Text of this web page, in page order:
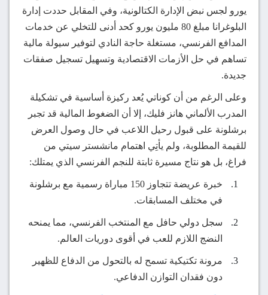
يورو لجس نبض الإدارة الكتالونية، وفي المقابل حددت إدارة
البلوغرانا مبلغ 80 مليون يورو كحد أدنى للتخلي عن خدمات
المدافع الفرنسي، مستغلة حاجة النادي لتوفير سيولة مالية
تساهم في حل الأزمات الاقتصادية وتسهيل تسجيل صفقات
جديدة.
وعلى الرغم من أن كوناتي يُعد ركيزة أساسية في تشكيلة
المدرب الألماني هانز فليك، إلا أن الضغوط المالية قد تجبر
برشلونة على قبول رحيل اللاعب في حال وصول العرض
للقيمة المطلوبة، ولم يأتِي اهتمام مانشستر سيتي من
فراغ، بل هو نتاج مسيرة ثابتة للنجم الفرنسي الذي يمتلك:
خبرة عريضة تتجاوز 150 مباراة رسمية مع برشلونة
في مختلف المسابقات.
سجل دولي حافل مع المنتخب الفرنسي، مما يمنحه
النضج اللازم للعب في أقوى دوريات العالم.
مرونة تكتيكية تسمح له بالتحول من الدفاع للظهير
دون فقدان التوازن الدفاعي.